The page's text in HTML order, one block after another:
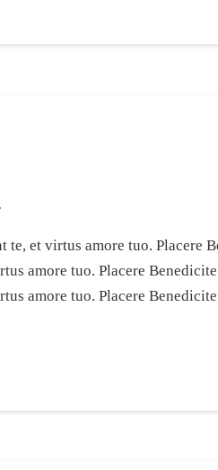
te, et virtus amore tuo. Placere
amore tuo. Placere
amore tuo. Placere